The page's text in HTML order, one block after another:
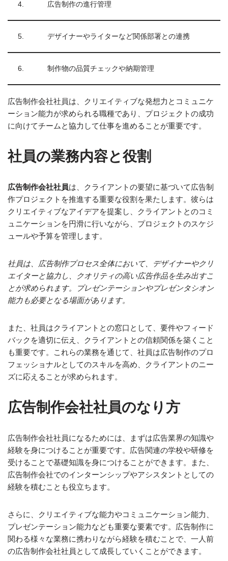
4. 広告制作の進行管理
5. デザイナーやライターなど関係部署との連携
6. 制作物の品質チェックや納期管理
広告制作会社社員は、クリエイティブな発想力とコミュニケ
ーション能力が求められる職種であり、プロジェクトの成功
に向けてチームと協力して仕事を進めることが重要です。
社員の業務内容と役割
広告制作会社社員は、クライアントの要望に基づいて広告制
作プロジェクトを推進する重要な役割を果たします。彼らは
クリエイティブなアイデアを提案し、クライアントとのコミ
ュニケーションを円滑に行いながら、プロジェクトのスケジ
ュールや予算を管理します。
社員は、広告制作プロセス全体において、デザイナーやクリ
エイターと協力し、クオリティの高い広告作品を生み出すこ
とが求められます。プレゼンテーションやプレゼンタシオン
能力も必要となる場面があります。
また、社員はクライアントとの窓口として、要件やフィード
バックを適切に伝え、クライアントとの信頼関係を築くこと
も重要です。これらの業務を通じて、社員は広告制作のプロ
フェッショナルとしてのスキルを高め、クライアントのニー
ズに応えることが求められます。
広告制作会社社員のなり方
広告制作会社社員になるためには、まずは広告業界の知識や
経験を身につけることが重要です。広告関連の学校や研修を
受けることで基礎知識を身につけることができます。また、
広告制作会社でのインターンシップやアシスタントとしての
経験を積むことも役立ちます。
さらに、クリエイティブな能力やコミュニケーション能力、
プレゼンテーション能力なども重要な要素です。広告制作に
関わる様々な業務に携わりながら経験を積むことで、一人前
の広告制作会社社員として成長していくことができます。